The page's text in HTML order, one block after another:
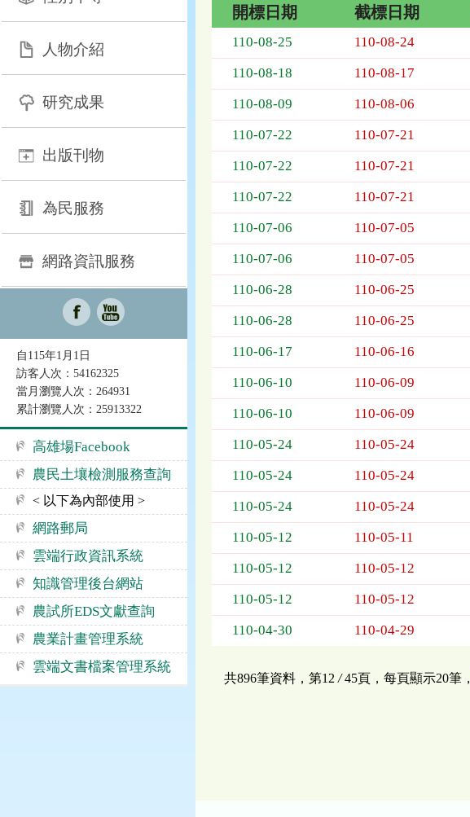
人物介紹
研究成果
出版刊物
為民服務
網路資訊服務
自115年1月1日
訪客人次：54162325
當月瀏覽人次：264931
累計瀏覽人次：25913322
高雄場Facebook
農民土壤檢測服務查詢
< 以下為內部使用 >
網路郵局
雲端行政資訊系統
知識管理後台網站
農試所EDS文獻查詢
農業計畫管理系統
雲端文書檔案管理系統
購
表，
位
為：
期、
標
開標日期 截標日期
110-08-25 110-08-24
110-08-18 110-08-17
110-08-09 110-08-06
110-07-22 110-07-21
110-07-22 110-07-21
110-07-22 110-07-21
110-07-06 110-07-05
110-07-06 110-07-05
110-06-28 110-06-25
110-06-28 110-06-25
110-06-17 110-06-16
110-06-10 110-06-09
110-06-10 110-06-09
110-05-24 110-05-24
110-05-24 110-05-24
110-05-24 110-05-24
110-05-12 110-05-11
110-05-12 110-05-12
110-05-12 110-05-12
110-04-30 110-04-29
共896筆資料，第12 /45頁，每頁顯示20筆，